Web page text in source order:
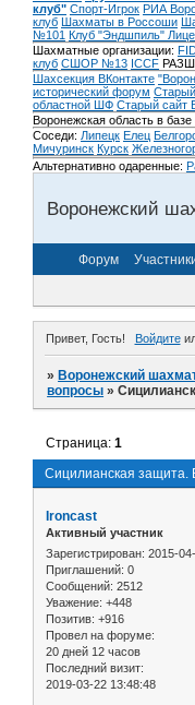
клуб" Спорт-Игрок РИА
клуб Шахматы в Россоши
№101 Клуб "Эндшпиль"
Шахматные организации:
клуб СШОР №13 ICCF
Шахсекция ВКонтакте
исторический форум
областной ШФ Старый сайт
Воронежская область в
Соседи: Липецк Елец
Мичуринск Курск
Альтернативно одаренные:
Воронежский
Форум
Привет, Гость! Войдите
»Воронежский
вопросы »
Сицилианская защита.
Страница:1
Ironcast
Активный участник
Зарегистрирован: 2015-
Приглашений: 0
Сообщений: 2512
Уважение: +448
Позитив: +916
Провел на форуме:
20 дней 12 часов
Последний визит:
2019-03-22 13:48:48